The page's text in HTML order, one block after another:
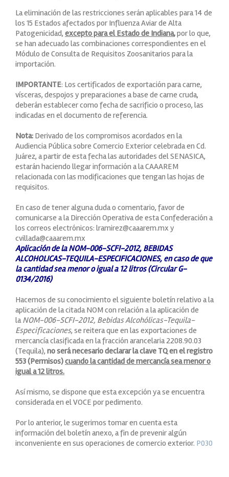
La eliminación de las restricciones serán aplicables para 14 de
los 15 Estados afectados por Influenza Aviar de Alta
Patogenicidad, excepto para el Estado de Indiana,por lo que,
se han adecuado las combinaciones correspondientes en el
Módulo de Consulta de Requisitos Zoosanitarios para la
importación.
IMPORTANTE: Los certificados de exportación para carne,
vísceras, despojos y preparaciones a base de carne cruda,
deberán establecer como fecha de sacrificio o proceso, las
indicadas en el documento de referencia.
Nota: Derivado de los compromisos acordados en la
Audiencia Pública sobre Comercio Exterior celebrada en Cd.
Juárez, a partir de esta fecha las autoridades del SENASICA,
estarán haciendo llegar información a la CAAAREM
relacionada con las modificaciones que tengan las hojas de
requisitos.
En caso de tener alguna duda o comentario, favor de
comunicarse a la Dirección Operativa de esta Confederación a
los correos electrónicos: lramirez@caaarem.mx y
cvillada@caaarem.mx
Aplicación de la NOM-006-SCFI-2012, BEBIDAS
ALCOHOLICAS-TEQUILA-ESPECIFICACIONES, en caso de que
la cantidad sea menor o igual a 12 litros (Circular G-
0134/2016)
Hacemos de su conocimiento el siguiente boletín relativo a la
aplicación de la citada NOM con relación a la aplicación de
laNOM-006-SCFI-2012, Bebidas Alcohólicas-Tequila-
Especificaciones, se reitera que en las exportaciones de
mercancía clasificada en la fracción arancelaria 2208.90.03
(Tequila), no será necesario declarar la clave TQ en el registro
553 (Permisos)cuando la cantidad de mercancía sea menor o
igual a 12 litros.
Así mismo, se dispone que esta excepción ya se encuentra
considerada en el VOCE por pedimento.
Por lo anterior, le sugerimos tomar en cuenta esta
información del boletín anexo, a fin de prevenir algún
inconveniente en sus operaciones de comercio exterior. P030